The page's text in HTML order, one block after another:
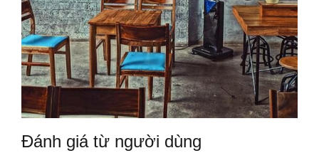
Đánh giá từ người dùng